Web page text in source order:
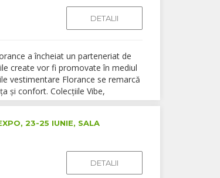
DETALII
a încheiat un parteneriat de
create vor fi promovate în mediul
vestimentare Florance se remarcă
și confort. Colecțiile Vibe,
23-25 IUNIE, SALA
DETALII